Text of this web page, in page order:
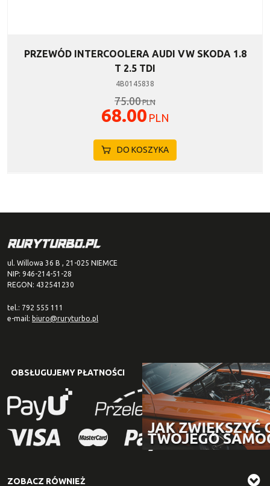
PRZEWÓD INTERCOOLERA AUDI VW SKODA 1.8
T 2.5 TDI
4B0145838
75.00PLN
68.00 PLN
DO KOSZYKA
ul. Willowa 36 B , 21-025 NIEMCE
NIP: 946-214-51-28
REGON: 432541230
tel.: 792 555 111
e-mail: biuro@ruryturbo.pl
OBSŁUGUJEMY PŁATNOŚCI
ZOBACZ RÓWNIEŻ